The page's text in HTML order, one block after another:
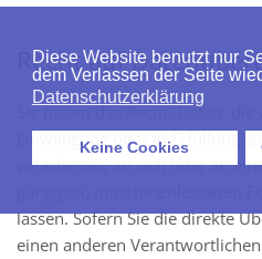
Diese Website benutzt nur
dem Verlassen der Seite
Datenschutzerklärung
Keine Cookies
Recht auf
Sie haben das Recht, Daten,
Einwilligung oder in Erfüllung
verarbeiten, an sich oder an
lassen. Sofern Sie die direkte
einen anderen